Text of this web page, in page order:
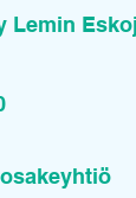
Lemin